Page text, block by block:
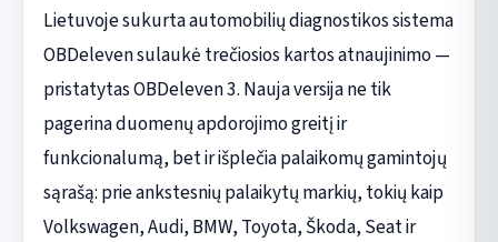
Lietuvoje sukurta automobilių diagnostikos sistema
OBDeleven sulaukė trečiosios kartos atnaujinimo —
pristatytas OBDeleven 3. Nauja versija ne tik
pagerina duomenų apdorojimo greitį ir
funkcionalumą, bet ir išplečia palaikomų gamintojų
sąrašą: prie ankstesnių palaikytų markių, tokių kaip
Volkswagen, Audi, BMW, Toyota, Škoda, Seat ir